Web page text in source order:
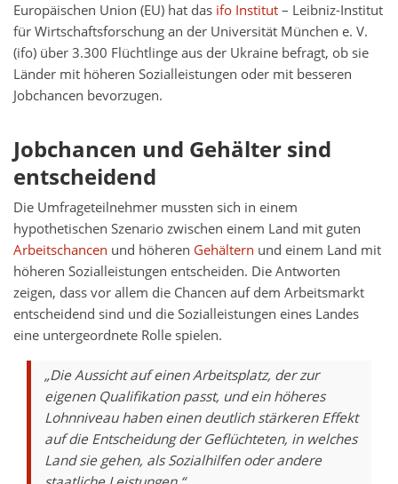
Europäischen Union (EU) hat das ifo Institut– Leibniz-Institut
für Wirtschaftsforschung an der Universität München e. V.
(ifo) über 3.300 Flüchtlinge aus der Ukraine befragt, ob sie
Länder mit höheren Sozialleistungen oder mit besseren
Jobchancen bevorzugen.
Jobchancen und Gehälter sind
entscheidend
Die Umfrageteilnehmer mussten sich in einem
hypothetischen Szenario zwischen einem Land mit guten
Arbeitschancen und höheren Gehältern und einem Land mit
höheren Sozialleistungen entscheiden. Die Antworten
zeigen, dass vor allem die Chancen auf dem Arbeitsmarkt
entscheidend sind und die Sozialleistungen eines Landes
eine untergeordnete Rolle spielen.
„Die Aussicht auf einen Arbeitsplatz, der zur
eigenen Qualifikation passt, und ein höheres
Lohnniveau haben einen deutlich stärkeren Effekt
auf die Entscheidung der Geflüchteten, in welches
Land sie gehen, als Sozialhilfen oder andere